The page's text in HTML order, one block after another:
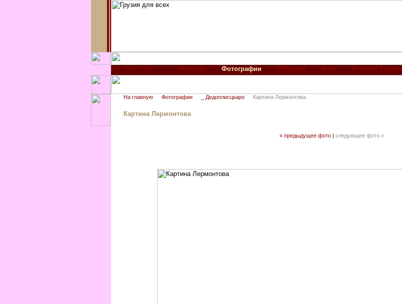
Новости Фотографии О Грузии Виза История Грузии
На главную Фотографии _ Дедоплисцкаро Картина Лермонтова
Картина Лермонтова
« предыдущее фото | следующее фото »